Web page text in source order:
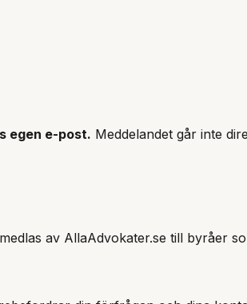
egen e-post. Meddelandet går inte
av AllaAdvokater.se till byråer